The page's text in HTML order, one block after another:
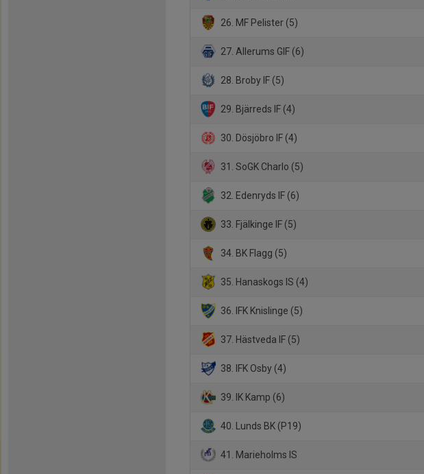
26. MF Pelister (5)
27. Allerums GIF (6)
28. Broby IF (5)
29. Bjärreds IF (4)
30. Dösjöbro IF (4)
31. SoGK Charlo (5)
32. Edenryds IF (6)
33. Fjälkinge IF (5)
34. BK Flagg (5)
35. Hanaskogs IS (4)
36. IFK Knislinge (5)
37. Hästveda IF (5)
38. IFK Osby (4)
39. IK Kamp (6)
40. Lunds BK (P19)
41. Marieholms IS